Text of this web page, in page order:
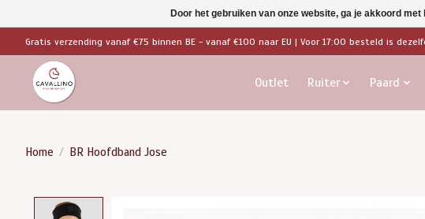
Gratis verzending vanaf €75 binnen BE - vanaf €100 naar EU | Voor 17:00 besteld is
Outlet Ruiter Paard
Home / BR Hoofdband Jose
Door het gebruiken van onze website, ga je akkoord